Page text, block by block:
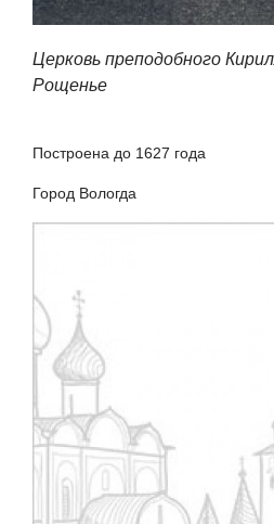
Церковь преподобного
Рощенье
Построена до 1627 года
Город Вологда